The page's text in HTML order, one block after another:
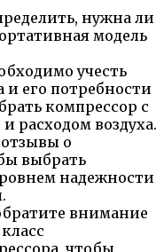
нужна ли
модель
учесть
и его потребности
компрессор с
расходом воздуха.
о
выбрать
надежности
внимание
чтобы